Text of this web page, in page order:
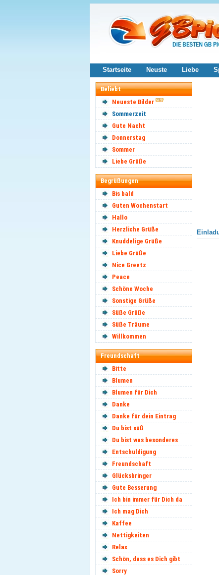
Startseite Neuste Liebe
Beliebt
Neueste Bilder
Sommerzeit
Gute Nacht
Donnerstag
Sommer
Liebe Grüße
Begrüßungen
Bis bald
Guten Wochenstart
Hallo
Herzliche Grüße
Knuddelige Grüße
Liebe Grüße
Nice Greetz
Peace
Schöne Woche
Sonstige Grüße
Süße Grüße
Süße Träume
Willkommen
Freundschaft
Bitte
Blumen
Blumen für Dich
Danke
Danke für dein Eintrag
Du bist süß
Du bist was besonderes
Entschuldigung
Freundschaft
Glücksbringer
Gute Besserung
Ich bin immer für Dich da
Ich mag Dich
Kaffee
Nettigkeiten
Relax
Schön, dass es Dich gibt
Sorry